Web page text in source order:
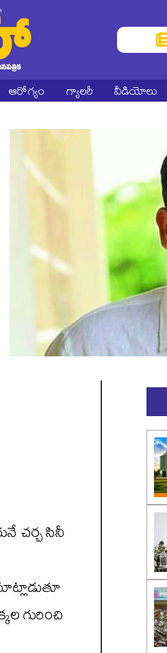
ఆరోగ్యం గ్యాలరీ వీడియోలు
చర్చ సినీ
గురించి